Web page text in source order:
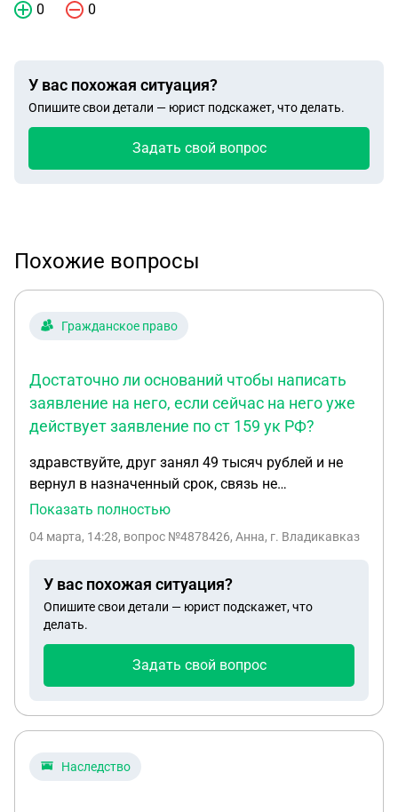
0 0
У вас похожая ситуация?
Опишите свои детали — юрист подскажет, что делать.
Задать свой вопрос
Похожие вопросы
Гражданское право
Достаточно ли оснований чтобы написать
заявление на него, если сейчас на него уже
действует заявление по ст 159 ук РФ?
здравствуйте, друг занял 49 тысяч рублей и не
вернул в назначенный срок, связь не
поддерживаем. есть скриншоты переписок и
человеке знаю только имя фамилию. достаточно
если сейчас на него уже действует заявление по
ст 159 ук РФ? с момента как он должен был
вернуть деньги прошел месяц.
Показать полностью
04 марта, 14:28, вопрос №4878426, Анна, г. Владикавказ
У вас похожая ситуация?
Опишите свои детали — юрист подскажет, что
делать.
Задать свой вопрос
Наследство